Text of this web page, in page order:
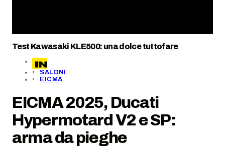
Test Kawasaki KLE500: una dolce tuttofare
SALONI
EICMA
EICMA 2025, Ducati
Hypermotard V2 e SP:
arma da pieghe